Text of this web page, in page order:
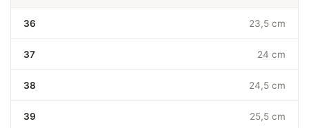
36 23,5 cm
37 24 cm
38 24,5 cm
39 25,5 cm